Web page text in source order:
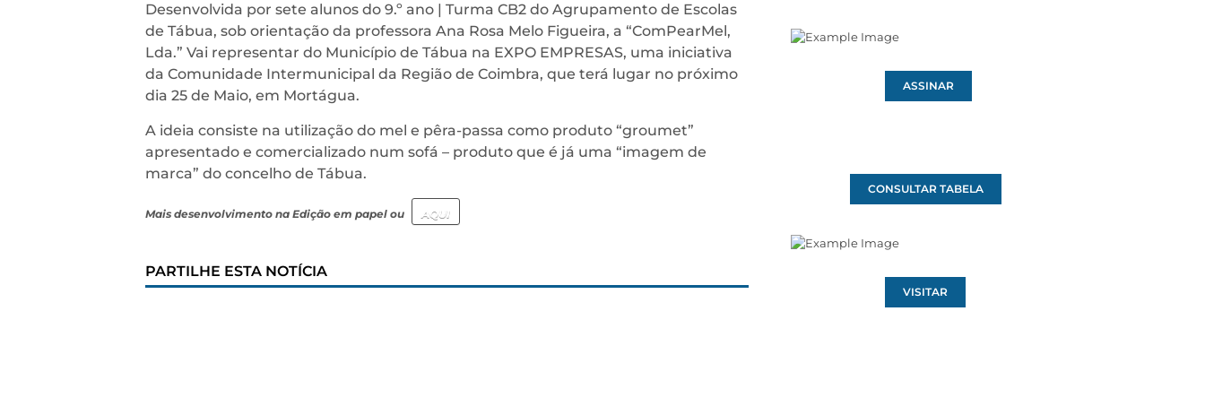
Desenvolvida por sete alunos do 9.º ano | Turma CB2 do Agrupamento de Escolas
de Tábua, sob orientação da professora Ana Rosa Melo Figueira, a “ComPearMel,
Lda.” Vai representar do Município de Tábua na EXPO EMPRESAS, uma iniciativa
da Comunidade Intermunicipal da Região de Coimbra, que terá lugar no próximo
dia 25 de Maio, em Mortágua.
A ideia consiste na utilização do mel e pêra-passa como produto “groumet”
apresentado e comercializado num sofá – produto que é já uma “imagem de
marca” do concelho de Tábua.
Mais desenvolvimento na Edição em papel ou AQUI
PARTILHE ESTA NOTÍCIA
ASSINAR
CONSULTAR TABELA
VISITAR